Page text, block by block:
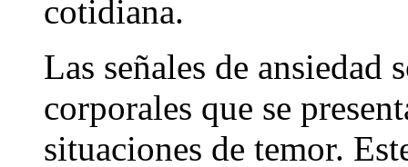
cotidiana.
Las señales de ansiedad
corporales que se
situaciones de temor.